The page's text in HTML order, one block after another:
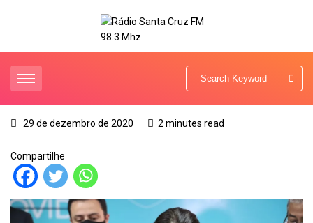
29 de dezembro de 2020 2 minutes read
Compartilhe